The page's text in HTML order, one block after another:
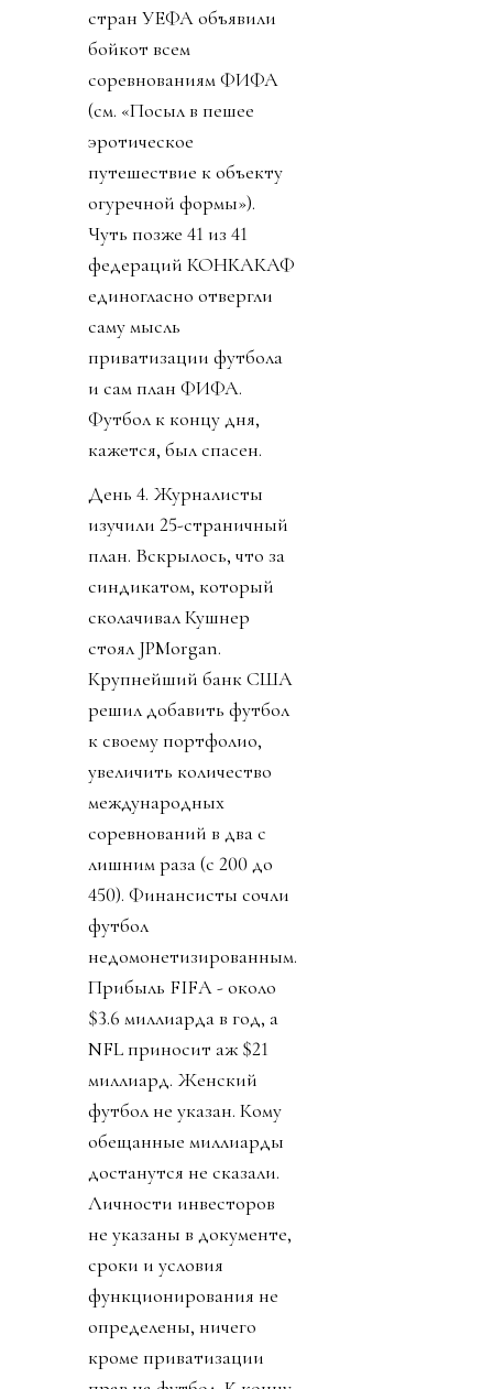
стран УЕФА объявили
бойкот всем
соревнованиям ФИФА
(см. «Посыл в пешее
эротическое
путешествие к объекту
огуречной формы»).
Чуть позже 41 из 41
федераций КОНКАКАФ
единогласно отвергли
саму мысль
приватизации футбола
и сам план ФИФА.
Футбол к концу дня,
кажется, был спасен.
День 4. Журналисты
изучили 25-страничный
план. Вскрылось, что за
синдикатом, который
сколачивал Кушнер
стоял JPMorgan.
Крупнейший банк США
решил добавить футбол
к своему портфолио,
увеличить количество
международных
соревнований в два с
лишним раза (с 200 до
450). Финансисты сочли
футбол
недомонетизированным.
Прибыль FIFA - около
$3.6 миллиарда в год, а
NFL приносит аж $21
миллиард. Женский
футбол не указан. Кому
обещанные миллиарды
достанутся не сказали.
Личности инвесторов
не указаны в документе,
сроки и условия
функционирования не
определены, ничего
кроме приватизации